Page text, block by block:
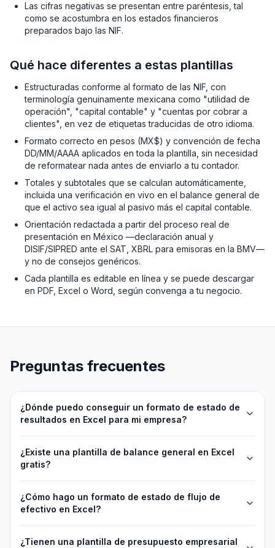
Las cifras negativas se presentan entre paréntesis, tal
como se acostumbra en los estados financieros
preparados bajo las NIF.
Qué hace diferentes a estas plantillas
Estructuradas conforme al formato de las NIF, con
terminología genuinamente mexicana como "utilidad de
operación", "capital contable" y "cuentas por cobrar a
clientes", en vez de etiquetas traducidas de otro idioma.
Formato correcto en pesos (MX$) y convención de fecha
DD/MM/AAAA aplicados en toda la plantilla, sin necesidad
de reformatear nada antes de enviarlo a tu contador.
Totales y subtotales que se calculan automáticamente,
incluida una verificación en vivo en el balance general de
que el activo sea igual al pasivo más el capital contable.
Orientación redactada a partir del proceso real de
presentación en México —declaración anual y
DISIF/SIPRED ante el SAT, XBRL para emisoras en la BMV—
y no de consejos genéricos.
Cada plantilla es editable en línea y se puede descargar
en PDF, Excel o Word, según convenga a tu negocio.
Preguntas frecuentes
¿Dónde puedo conseguir un formato de estado de
resultados en Excel para mi empresa?
¿Existe una plantilla de balance general en Excel
gratis?
¿Cómo hago un formato de estado de flujo de
efectivo en Excel?
¿Tienen una plantilla de presupuesto empresarial